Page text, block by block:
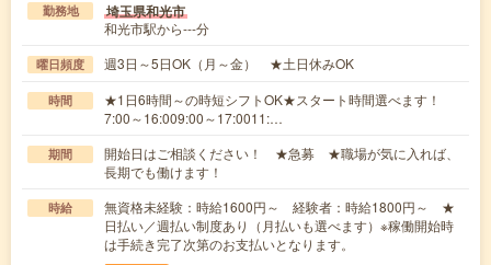
勤務地 埼玉県和光市
和光市駅から---分
曜日頻度 週3日～5日OK（月～金） ★土日休みOK
時間
★1日6時間～の時短シフトOK★スタート時間選べます！
7:00～16:009:00～17:0011:…
期間
開始日はご相談ください！ ★急募 ★職場が気に入れば、
長期でも働けます！
時給
無資格未経験：時給1600円～ 経験者：時給1800円～ ★
日払い／週払い制度あり（月払いも選べます）※稼働開始時
は手続き完了次第のお支払いとなります。